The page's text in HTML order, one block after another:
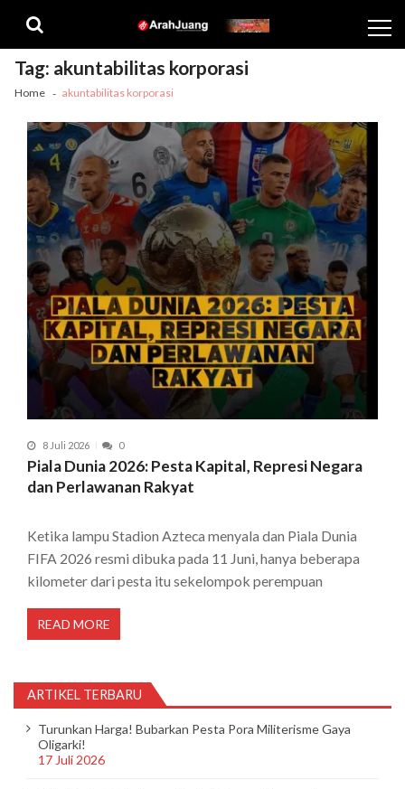
navigation
content
Tag: akuntabilitas korporasi
Home akuntabilitas korporasi
8 Juli 2026 0
Piala Dunia 2026: Pesta Kapital, Represi Negara
dan Perlawanan Rakyat
Ketika lampu Stadion Azteca menyala dan Piala Dunia
FIFA 2026 resmi dibuka pada 11 Juni, hanya beberapa
kilometer dari pesta itu sekelompok perempuan
READ MORE
ARTIKEL TERBARU
Turunkan Harga! Bubarkan Pesta Pora Militerisme Gaya
Oligarki!
17 Juli 2026